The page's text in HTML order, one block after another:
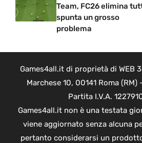
Team, FC26 elimina
spunta un grosso
problema
Games4all.it di proprietà di WEB
Marchese 10, 00141 Roma
Partita I.V.A.
Games4all.it non è una testata
viene aggiornato senza alcuna
pertanto considerarsi un